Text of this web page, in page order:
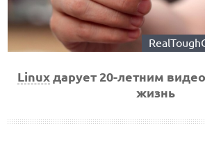
Linuxдарует 20-летним
жизнь